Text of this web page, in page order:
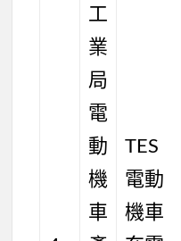
工
業
局
電
動
機
車
TES
電動
機車